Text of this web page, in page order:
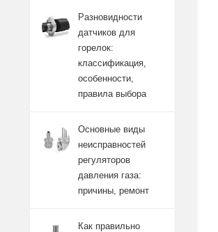
Разновидности
датчиков для
горелок:
классификация,
особенности,
правила выбора
Основные виды
неисправностей
регуляторов
давления газа:
причины, ремонт
Как правильно